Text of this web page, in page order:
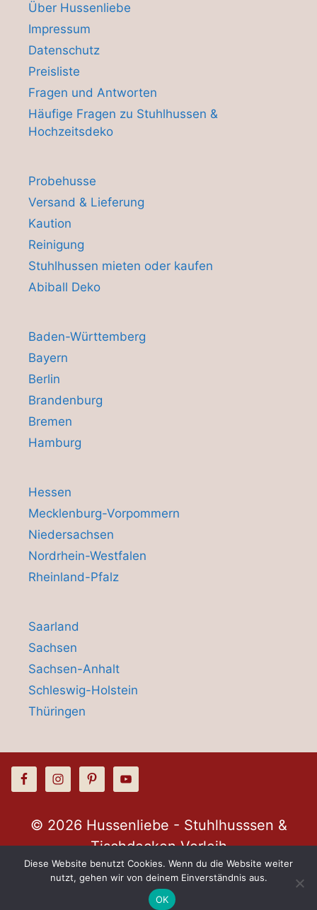
Über Hussenliebe
Impressum
Datenschutz
Preisliste
Fragen und Antworten
Häufige Fragen zu Stuhlhussen &
Hochzeitsdeko
Probehusse
Versand & Lieferung
Kaution
Reinigung
Stuhlhussen mieten oder kaufen
Abiball Deko
Baden-Württemberg
Bayern
Berlin
Brandenburg
Bremen
Hamburg
Hessen
Mecklenburg-Vorpommern
Niedersachsen
Nordrhein-Westfalen
Rheinland-Pfalz
Saarland
Sachsen
Sachsen-Anhalt
Schleswig-Holstein
Thüringen
© 2026 Hussenliebe - Stuhlhusssen &
Tischdecken Verleih
Diese Website benutzt Cookies. Wenn du die Website weiter
nutzt, gehen wir von deinem Einverständnis aus.
OK
Kontakt